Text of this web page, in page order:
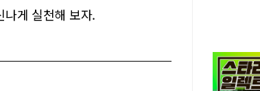
게 실천해 보자.